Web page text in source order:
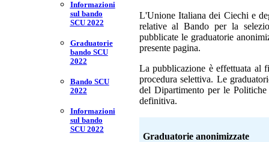
Informazioni
sul bando
SCU 2022
Graduatorie
bando SCU
2022
Bando SCU
2022
Informazioni
sul bando
SCU 2022
L'Unione Italiana dei Ciechi e
relative al Bando per la
pubblicate le graduatorie
presente pagina.
La pubblicazione è effettuata al
procedura selettiva. Le
del Dipartimento per le
definitiva.
Graduatorie anonimizzate